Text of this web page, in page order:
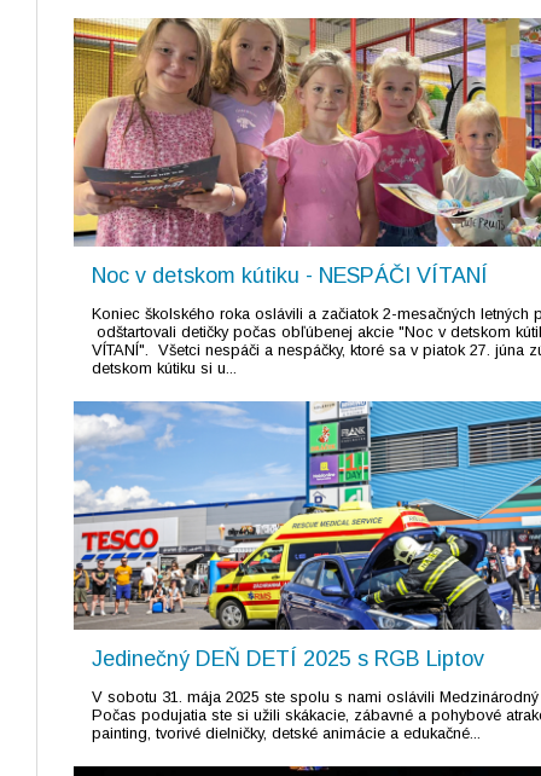
Noc v detskom kútiku - NESPÁČI VÍTANÍ
Koniec školského roka oslávili a začiatok 2-mesačných letných
odštartovali detičky počas obľúbenej akcie "Noc v detskom
VÍTANÍ". Všetci nespáči a nespáčky, ktoré sa v piatok 27. júna
detskom kútiku si u...
Jedinečný DEŇ DETÍ 2025 s RGB Liptov
V sobotu 31. mája 2025 ste spolu s nami oslávili
Počas podujatia ste si užili skákacie, zábavné a pohybové
painting, tvorivé dielničky, detské animácie a edukačné...